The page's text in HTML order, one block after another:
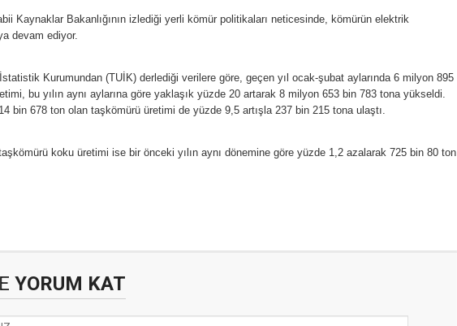
Kaynaklar Bakanlığının izlediği yerli kömür politikaları neticesinde, kömürün elektrik
devam ediyor.
Kurumundan (TUİK) derlediği verilere göre, geçen yıl ocak-şubat aylarında 6 milyon 895
bu yılın aynı aylarına göre yaklaşık yüzde 20 artarak 8 milyon 653 bin 783 tona yükseldi.
bin 678 ton olan taşkömürü üretimi de yüzde 9,5 artışla 237 bin 215 tona ulaştı.
koku üretimi ise bir önceki yılın aynı dönemine göre yüzde 1,2 azalarak 725 bin 80 ton
YORUM KAT